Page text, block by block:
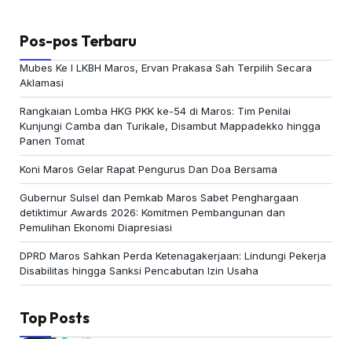
Pos-pos Terbaru
Mubes Ke I LKBH Maros, Ervan Prakasa Sah Terpilih Secara
Aklamasi
Rangkaian Lomba HKG PKK ke-54 di Maros: Tim Penilai
Kunjungi Camba dan Turikale, Disambut Mappadekko hingga
Panen Tomat
Koni Maros Gelar Rapat Pengurus Dan Doa Bersama
Gubernur Sulsel dan Pemkab Maros Sabet Penghargaan
detiktimur Awards 2026: Komitmen Pembangunan dan
Pemulihan Ekonomi Diapresiasi
DPRD Maros Sahkan Perda Ketenagakerjaan: Lindungi Pekerja
Disabilitas hingga Sanksi Pencabutan Izin Usaha
Top Posts